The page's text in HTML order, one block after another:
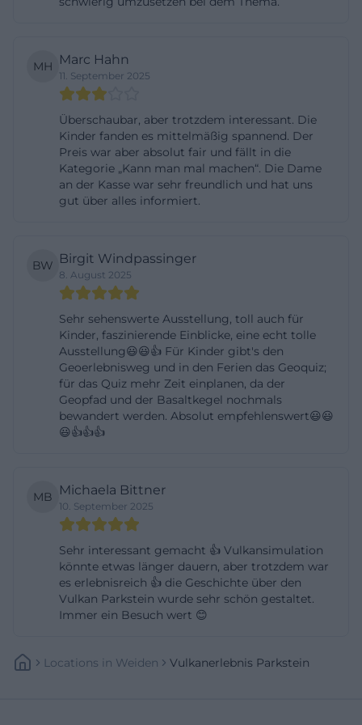
Eintrittspreise und Tickets für das Vulkanerlebnis
gehören zum Profil des Vulkanerlebnis Parkstein.
Erwachsene zahlen 6,00 Euro Eintritt. Ermäßigte
Tickets kosten 4,50 Euro und gelten für
Schülerinnen und Schüler, Studierende,
Nachweises. Familien profitieren von der
Familienkarte für 15,00 Euro. Gruppen ab zehn
Personen zahlen 4,50 Euro pro Person; für
Schulklassen und Kindergärten beträgt der Preis
3,50 Euro pro Person. Vorschulkinder haben in
Begleitung eines Vollzahlers freien Eintritt. Diese
Konditionen machen den Besuch für
unterschiedliche Zielgruppen planbar – ob als
erhalten Sie an der Museumskasse vor Ort in der
Schloßgasse 5, 92711 Parkstein. Für
Abstimmung; das Haus bietet Führungen in
Zusammenarbeit mit Rangern des GEOPARK
Bayern–Böhmen und entwickelt auf Wunsch
MH Marc Hahn
11. September 2025
Überschaubar, aber trotzdem interessant. Die
Kinder fanden es mittelmäßig spannend. Der
Preis war aber absolut fair und fällt in die
Kategorie „Kann man mal machen“. Die Dame
an der Kasse war sehr freundlich und hat uns
gut über alles informiert.
BW Birgit Windpassinger
8. August 2025
Sehr sehenswerte Ausstellung, toll auch für
Kinder, faszinierende Einblicke, eine echt tolle
Ausstellung😃😃👍 Für Kinder gibt's den
Geoerlebnisweg und in den Ferien das Geoquiz;
für das Quiz mehr Zeit einplanen, da der
Geopfad und der Basaltkegel nochmals
bewandert werden. Absolut empfehlenswert😃😃
😃👍👍👍
MB Michaela Bittner
10. September 2025
Sehr interessant gemacht 👍 Vulkansimulation
könnte etwas länger dauern, aber trotzdem war
es erlebnisreich 👍 die Geschichte über den
Vulkan Parkstein wurde sehr schön gestaltet.
Immer ein Besuch wert 😊
Locations In Weiden Vulkanerlebnis Parkstein